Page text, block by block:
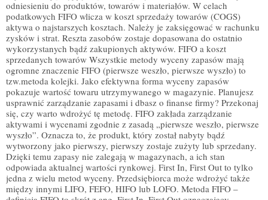
odniesieniu do produktów, towarów i materiałów. W celach
podatkowych FIFO wlicza w koszt sprzedaży towarów (COGS)
aktywa o najstarszych kosztach. Należy je zaksięgować w rachunku
zysków i strat. Reszta zasobów zostaje dopasowana do ostatnio
wykorzystanych bądź zakupionych aktywów. FIFO a koszt
sprzedanych towarów Wszystkie metody wyceny zapasów mają
ogromne znaczenie FIFO (pierwsze weszło, pierwsze wyszło) to
tzw.metoda kolejki. Jako efektywna forma wyceny zapasów
pokazuje wartość towaru utrzymywanego w magazynie. Planujesz
usprawnić zarządzanie zapasami i dbasz o finanse firmy? Przekonaj
się, czy warto wdrożyć tę metodę. FIFO zakłada zarządzanie
aktywami i wycenami zgodnie z zasadą „pierwsze weszło, pierwsze
wyszło”. Oznacza to, że produkt, który został nabyty bądź
wytworzony jako pierwszy, pierwszy zostaje zużyty lub sprzedany.
Dzięki temu zapasy nie zalegają w magazynach, a ich stan
odpowiada aktualnej wartości rynkowej. First In, First Out to tylko
jedna z wielu metod wyceny. Przedsiębiorca może wdrożyć także
między innymi LIFO, FEFO, HIFO lub LOFO. Metoda FIFO –